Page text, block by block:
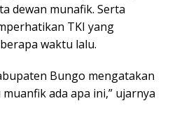
dewan munafik. Serta
TKI yang
waktu lalu.
Bungo mengatakan
ada apa ini,” ujarnya